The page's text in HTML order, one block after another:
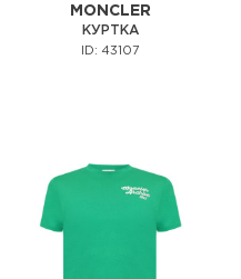
MONCLER
КУРТКА
ID: 43107